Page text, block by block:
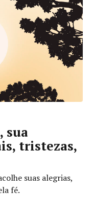
sua
tristezas,
suas alegrias,
fé.